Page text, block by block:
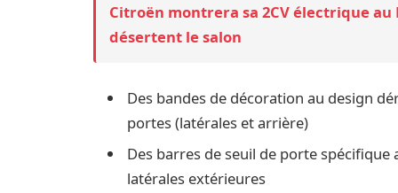
Citroën montrera sa 2CV électrique
désertent le salon
Des bandes de décoration au design
portes (latérales et arrière)
Des barres de seuil de porte spécifique
latérales extérieures